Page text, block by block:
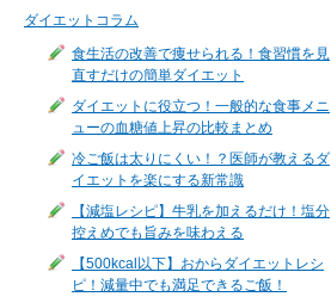
ダイエットコラム
食生活の改善で痩せられる！食習慣を見
直すだけの簡単ダイエット
ダイエットに役立つ！一般的な食事メニ
ューの血糖値上昇の比較まとめ
冷ご飯は太りにくい！？医師が教えるダ
イエットを楽にする新常識
【減塩レシピ】牛乳を加えるだけ！塩分
控えめでも旨みを味わえる
【500kcal以下】おからダイエットレシ
ピ！減量中でも満足できるご飯！